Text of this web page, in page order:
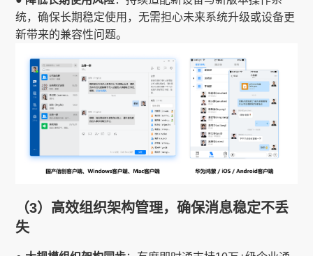
统，确保长期稳定使用，无需担心未来系统升级或设备更
新带来的兼容性问题。
（3）高效组织架构管理，确保消息稳定不丢
失